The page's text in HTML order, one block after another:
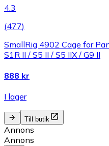
4.3
(477)
SmallRig 4902 Cage for
S1R II / S5 II / S5 IIX / G9 II
888 kr
I lager
Till butik
Annons
Annons